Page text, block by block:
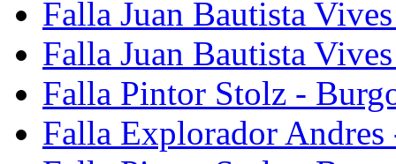
Falla Juan Bautista
Falla Juan Bautista
Falla Pintor Stolz -
Falla Explorador Andres